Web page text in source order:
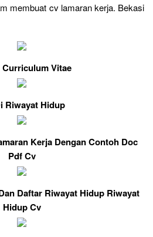
membuat cv lamaran kerja. Bekasi
Curriculum Vitae
Riwayat Hidup
Kerja Dengan Contoh Doc
Pdf Cv
Daftar Riwayat Hidup Riwayat
Hidup Cv